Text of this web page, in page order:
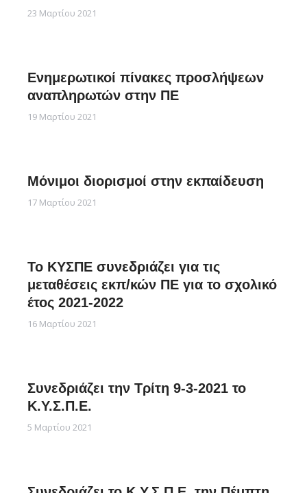
23 Μαρτίου 2021
Ενημερωτικοί πίνακες προσλήψεων
αναπληρωτών στην ΠΕ
19 Μαρτίου 2021
Μόνιμοι διορισμοί στην εκπαίδευση
17 Μαρτίου 2021
Το ΚΥΣΠΕ συνεδριάζει για τις
μεταθέσεις εκπ/κών ΠΕ για το σχολικό
έτος 2021-2022
16 Μαρτίου 2021
Συνεδριάζει την Τρίτη 9-3-2021 το
Κ.Υ.Σ.Π.Ε.
5 Μαρτίου 2021